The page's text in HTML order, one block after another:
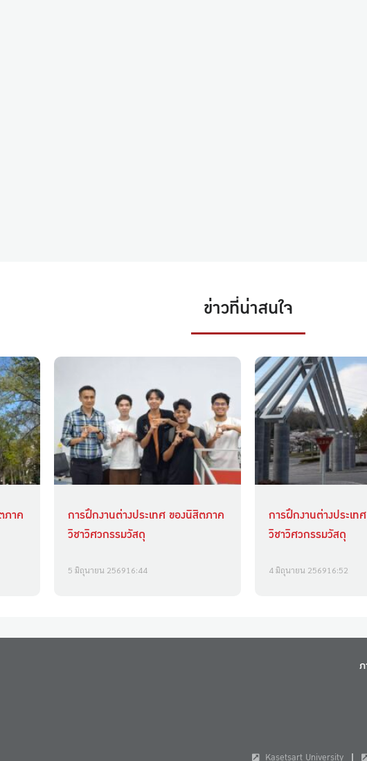
ข่าวที่น่าสนใจ
ภาค
การฝึกงานต่างประเทศ ของนิสิตภาค
วิชาวิศวกรรมวัสดุ
5 มิถุนายน 256916:44
การฝึกงานต่างประเ
วิชาวิศวกรรมวัสดุ
4 มิถุนายน 256916:52
Kasetsart University